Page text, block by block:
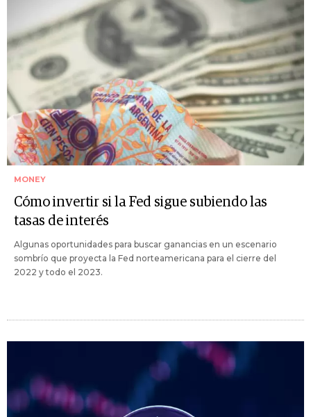
MONEY
Cómo invertir si la Fed sigue subiendo las
tasas de interés
Algunas oportunidades para buscar ganancias en un escenario
sombrío que proyecta la Fed norteamericana para el cierre del
2022 y todo el 2023.